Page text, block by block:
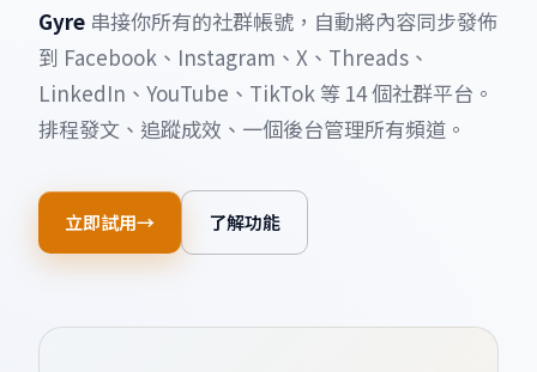
Gyre 串接你所有的社群帳號，自動將內容同步發佈
到 Facebook、Instagram、X、Threads、
LinkedIn、YouTube、TikTok 等 14 個社群平台。
排程發文、追蹤成效、一個後台管理所有頻道。
立即試用 了解功能